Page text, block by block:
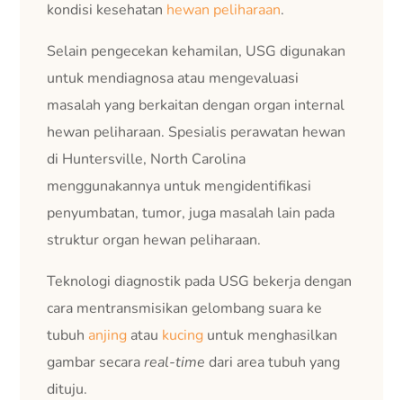
kondisi kesehatan hewan peliharaan.
Selain pengecekan kehamilan, USG digunakan
untuk mendiagnosa atau mengevaluasi
masalah yang berkaitan dengan organ internal
hewan peliharaan. Spesialis perawatan hewan
di Huntersville, North Carolina
menggunakannya untuk mengidentifikasi
penyumbatan, tumor, juga masalah lain pada
struktur organ hewan peliharaan.
Teknologi diagnostik pada USG bekerja dengan
cara mentransmisikan gelombang suara ke
tubuh anjing atau kucing untuk menghasilkan
gambar secarareal-time dari area tubuh yang
dituju.